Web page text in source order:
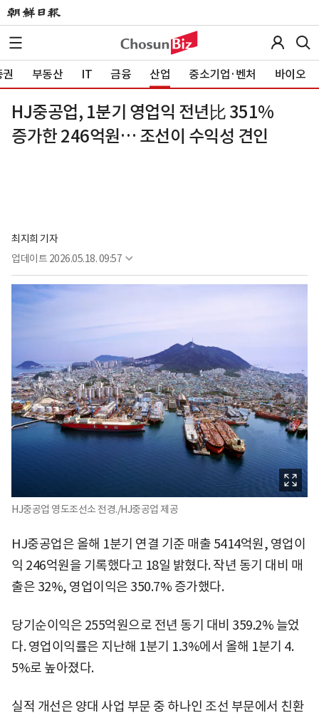
부동산 IT 금융 산업 중소기업·벤처 바이오
HJ중공업, 1분기 영업익 전년比 351%
증가한 246억원… 조선이 수익성 견인
최지희 기자
업데이트 2026.05.18. 09:57
HJ중공업 영도조선소 전경./HJ중공업 제공
HJ중공업은 올해 1분기 연결 기준 매출 5414억원, 영업이
익 246억원을 기록했다고 18일 밝혔다. 작년 동기 대비 매
출은 32%, 영업이익은 350.7% 증가했다.
당기순이익은 255억원으로 전년 동기 대비 359.2% 늘었
다. 영업이익률은 지난해 1분기 1.3%에서 올해 1분기 4.
5%로 높아졌다.
실적 개선은 양대 사업 부문 중 하나인 조선 부문에서 친환